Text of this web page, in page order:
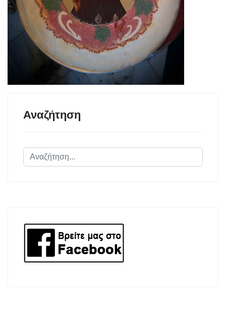
Αναζήτηση
Αναζήτηση...